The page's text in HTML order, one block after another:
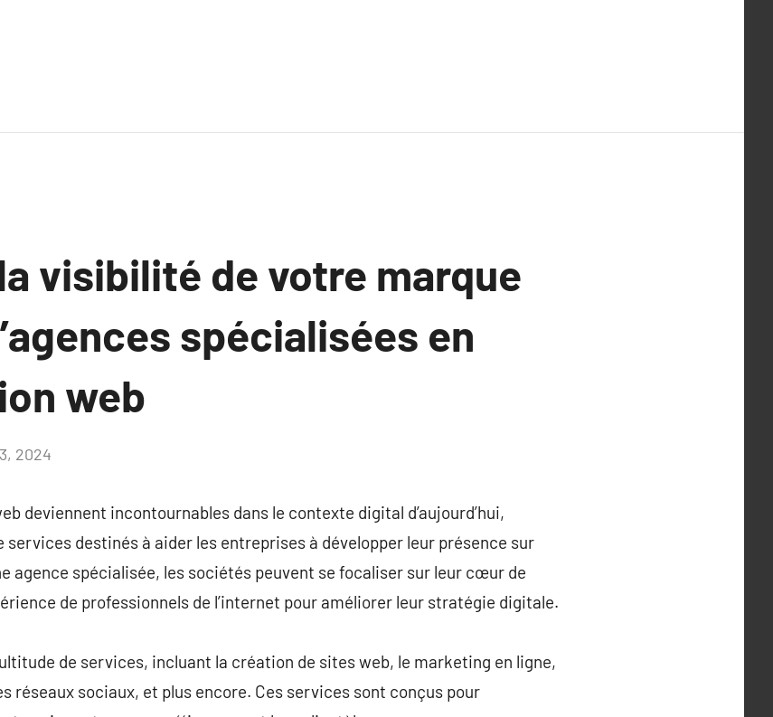
visibilité de votre marque
spécialisées en
web
2024
deviennent incontournables dans le contexte digital d’aujourd’hui,
destinés à aider les entreprises à développer leur présence sur
agence spécialisée, les sociétés peuvent se focaliser sur leur cœur de
de professionnels de l’internet pour améliorer leur stratégie digitale.
de services, incluant la création de sites web, le marketing en ligne,
réseaux sociaux, et plus encore. Ces services sont conçus pour